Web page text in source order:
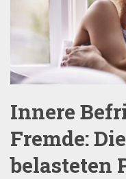
Innere
Fremde:
belasteten